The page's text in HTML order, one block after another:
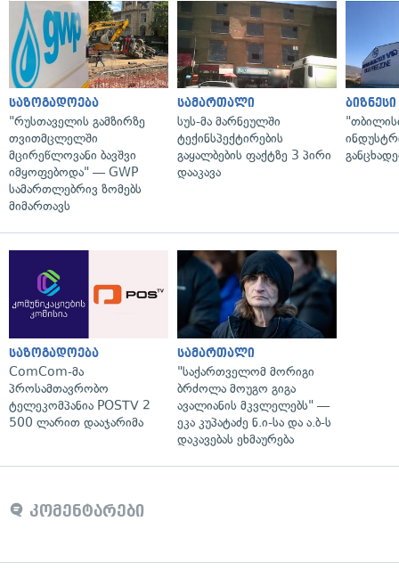
საზოგადოება
"რუსთაველის გამზირზე
თვითმცლელში
მცირეწლოვანი ბავშვი
იმყოფებოდა" — GWP
სამართლებრივ ზომებს
მიმართავს
სამართალი
სუს-მა მარნეულში
ტექინსპექტირების
გაყალბების ფაქტზე 3 პირი
დააკავა
ბიზნესი
საზოგადოება
ComCom-მა
პროსამთავრობო
ტელეკომპანია POSTV 2
500 ლარით დააჯარიმა
სამართალი
"საქართველომ მორიგი
ბრძოლა მოუგო გიგა
ავალიანის მკვლელებს" —
ეკა კუპატაძე ნ.ი-სა და ა.ბ-ს
დაკავებას ეხმაურება
კომენტარები